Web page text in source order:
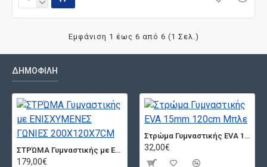
Εμφάνιση 1 έως 6 από 6 (1 Σελ.)
ΔΗΜΟΦΙΛΉ
ΣΤΡΏΜΑ Γυμναστικής με ΕΝΙΣΧΥΜΕΝΕΣ ΓΩΝΙΕΣ 200X120X7CM
179,00€
Στρώμα Γυμναστικής EVA 15mm 120cm Μπλε
32,00€